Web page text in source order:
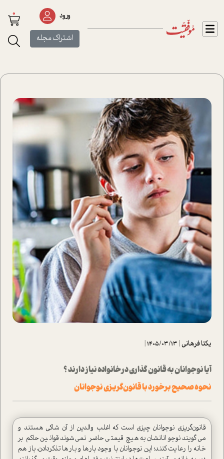
ورود
اشتراک مجله
0
یکتا فرهانی|
1405/03/13
|
آیا نوجوانان به قانون گذاری در خانواده نیاز دارند ؟
نحوه صحیح برخورد با قانون‌گريزي نوجوانان
قانون‌گريزي نوجوانان چيزي است كه اغلب والدين از آن شاكي هستند و
مي‌گويند نوجوانانشان به هيچ قيمتي حاضر نمي‌شوند قوانين حاكم بر
خانه را رعايت كنند؛ این نوجوانان با وجود بارها و بارها تذكر‌دادن، باز هم